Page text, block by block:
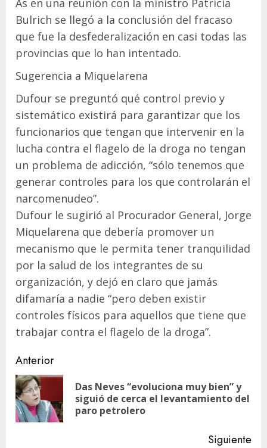
As en una reunión con la ministro Patricia
Bulrich se llegó a la conclusión del fracaso
que fue la desfederalización en casi todas las
provincias que lo han intentado.
Sugerencia a Miquelarena
Dufour se preguntó qué control previo y
sistemático existirá para garantizar que los
funcionarios que tengan que intervenir en la
lucha contra el flagelo de la droga no tengan
un problema de adicción, “sólo tenemos que
generar controles para los que controlarán el
narcomenudeo”.
Dufour le sugirió al Procurador General, Jorge
Miquelarena que debería promover un
mecanismo que le permita tener tranquilidad
por la salud de los integrantes de su
organización, y dejó en claro que jamás
difamaría a nadie “pero deben existir
controles físicos para aquellos que tiene que
trabajar contra el flagelo de la droga”.
Navegación
de
entradas
Anterior
Das Neves “evoluciona muy bien” y
siguió de cerca el levantamiento del
paro petrolero
Siguiente